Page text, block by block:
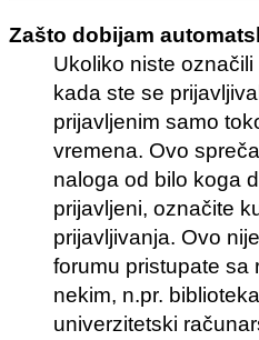
Zašto dobijam
Ukoliko niste
kada ste se
prijavljenim samo
vremena. Ovo
naloga od bilo koga
prijavljeni, označite
prijavljivanja. Ovo
forumu pristupate sa
nekim, n.pr.
univerzitetski